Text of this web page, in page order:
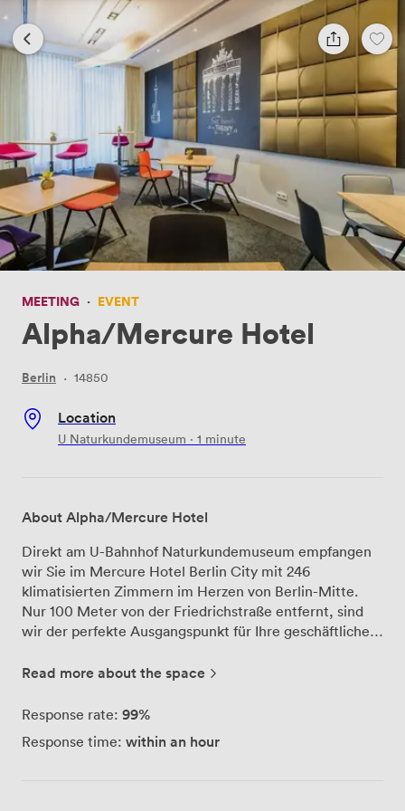
MEETING · EVENT
Alpha/Mercure Hotel
Berlin · 14850
Location
U Naturkundemuseum · 1 minute
About Alpha/Mercure Hotel
Direkt am U-Bahnhof Naturkundemuseum empfangen
wir Sie im Mercure Hotel Berlin City mit 246
klimatisierten Zimmern im Herzen von Berlin-Mitte.
Nur 100 Meter von der Friedrichstraße entfernt, sind
wir der perfekte Ausgangspunkt für Ihre geschäftlichen
sechs Tagungsräume bieten Platz für Veranstaltungen
Tageslicht, moderne Veranstaltungstechnik und ist
zugänglich. Ob Konferenz, Workshop oder
Read more about the space
Response rate: 99%
Response time: within an hour